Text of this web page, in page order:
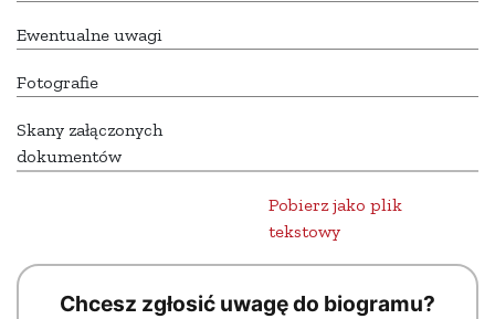
Ewentualne uwagi
Fotografie
Skany załączonych
dokumentów
Pobierz jako plik
tekstowy
Chcesz zgłosić uwagę do biogramu?